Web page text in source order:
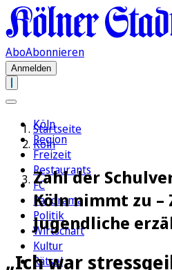
AboAbonnieren
Anmelden
Köln
Region
Freizeit
Restaurants
FC
Panorama
Politik
Wirtschaft
Kultur
Rätsel
Startseite
Köln
Zahl der
Köln nimmt zu –
Jugendliche
„Ich war